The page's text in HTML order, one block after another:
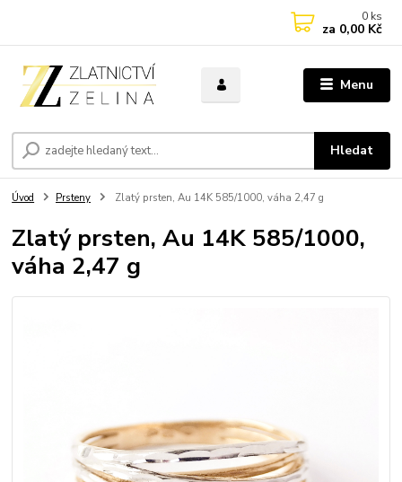
Menu
Hledat
0 ks
za 0,00 Kč
Úvod Prsteny Zlatý prsten, Au 14K 585/1000, váha 2,47 g
Zlatý prsten, Au 14K 585/1000,
váha 2,47 g